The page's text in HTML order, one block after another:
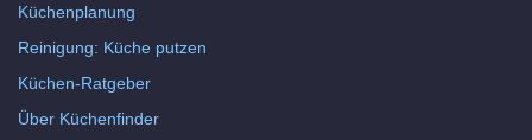
Küchenplanung
Reinigung: Küche putzen
Küchen-Ratgeber
Über Küchenfinder